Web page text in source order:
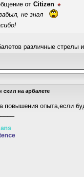
от Citizen
не знал
различные стрелы
скил на арбалете
повышения опыта,если